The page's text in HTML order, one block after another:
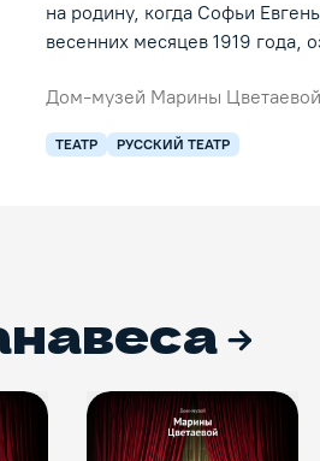
на родину, когда Софьи
весенних месяцев 1919 года,
Дом-музей Марины Цветаевой
ТЕАТР РУССКИЙ ТЕАТР